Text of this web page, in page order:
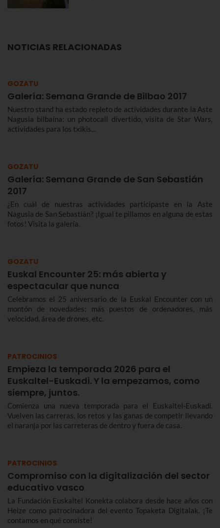
NOTICIAS RELACIONADAS
GOZATU
Galería: Semana Grande de Bilbao 2017
Nuestro stand ha estado repleto de actividades durante la Aste
Nagusia bilbaína: un photocall divertido, visita de Star Wars,
actividades para los txikis...
GOZATU
Galería: Semana Grande de San Sebastián
2017
¿En cuál de nuestras actividades participaste en la Aste
Nagusia de San Sebastián? ¡Igual te pillamos en alguna de estas
fotos! Visita la galería.
GOZATU
Euskal Encounter 25: más abierta y
espectacular que nunca
Celebramos el 25 aniversario de la Euskal Encounter con un
montón de novedades: más puestos de ordenadores, más
velocidad, área de drones, etc.
PATROCINIOS
Empieza la temporada 2026 para el
Euskaltel-Euskadi. Y la empezamos, como
siempre, juntos.
Comienza una nueva temporada para el Euskaltel-Euskadi.
Vuelven las carreras, los retos y las ganas de competir llevando
el naranja por las carreteras de dentro y fuera de casa.
PATROCINIOS
Compromiso con la digitalización del sector
educativo vasco
La Fundación Euskaltel Konekta colabora desde hace años con
Heize como patrocinadora del evento Topaketa Digitalak. ¡Te
contamos en qué consiste!